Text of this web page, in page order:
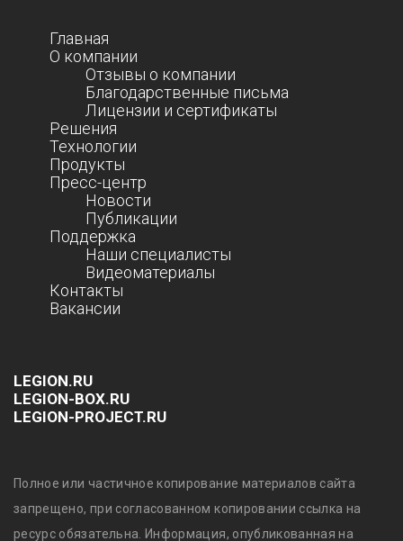
Главная
О компании
Отзывы о компании
Благодарственные письма
Лицензии и сертификаты
Решения
Технологии
Продукты
Пресс-центр
Новости
Публикации
Поддержка
Наши специалисты
Видеоматериалы
Контакты
Вакансии
LEGION.RU
LEGION-BOX.RU
LEGION-PROJECT.RU
Полное или частичное копирование материалов сайта
запрещено, при согласованном копировании ссылка на
ресурс обязательна. Информация, опубликованная на